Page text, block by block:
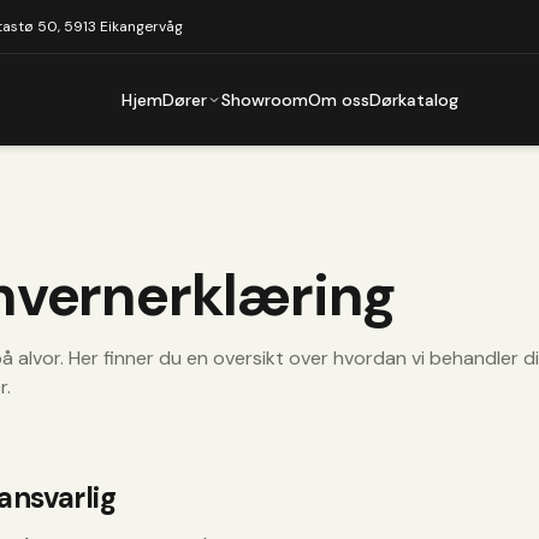
50, 5913 Eikangervåg
HjemDører ShowroomOm ossDørkatalog
alvor. Her finner du en oversikt over hvordan vi behandler